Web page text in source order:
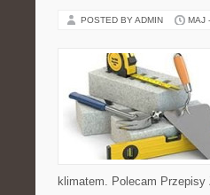
POSTED BY ADMIN MAJ
klimatem. Polecam